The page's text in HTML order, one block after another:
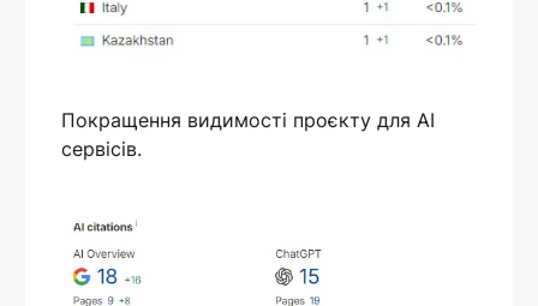
Покращення видимості проєкту для AI
сервісів.